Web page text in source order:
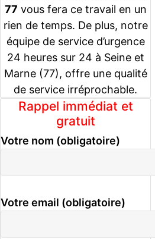
77 vous fera ce travail en un
rien de temps. De plus, notre
équipe de service d’urgence
24 heures sur 24 à Seine et
Marne (77), offre une qualité
de service irréprochable.
Rappel immédiat et
gratuit
Votre nom (obligatoire)
Votre email (obligatoire)